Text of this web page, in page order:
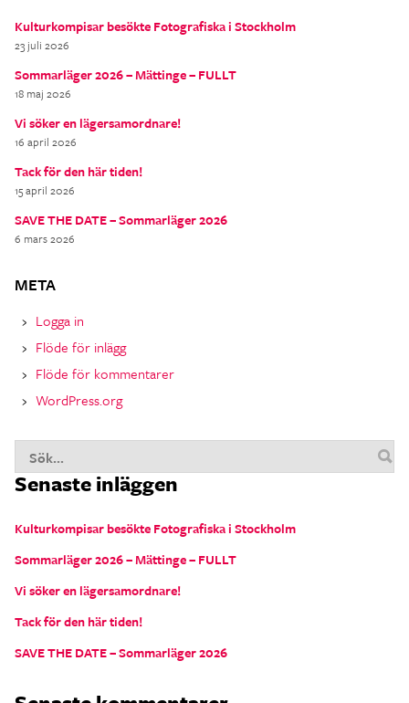
Kulturkompisar besökte Fotografiska i Stockholm
23 juli 2026
Sommarläger 2026 – Mättinge – FULLT
18 maj 2026
Vi söker en lägersamordnare!
16 april 2026
Tack för den här tiden!
15 april 2026
SAVE THE DATE – Sommarläger 2026
6 mars 2026
META
Logga in
Flöde för inlägg
Flöde för kommentarer
WordPress.org
Senaste inläggen
Kulturkompisar besökte Fotografiska i Stockholm
Sommarläger 2026 – Mättinge – FULLT
Vi söker en lägersamordnare!
Tack för den här tiden!
SAVE THE DATE – Sommarläger 2026